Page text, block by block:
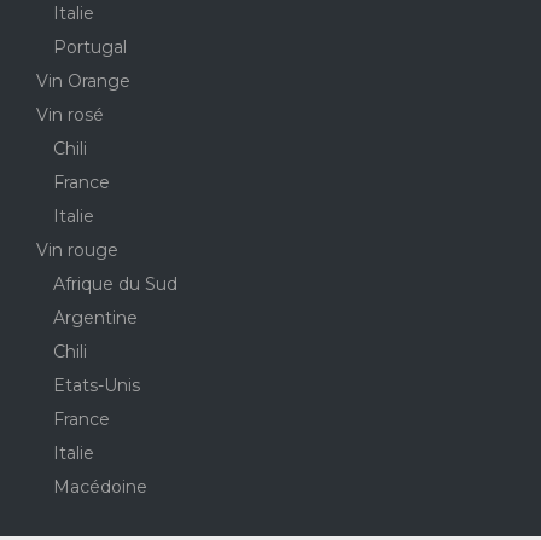
Italie
Portugal
Vin Orange
Vin rosé
Chili
France
Italie
Vin rouge
Afrique du Sud
Argentine
Chili
Etats-Unis
France
Italie
Macédoine